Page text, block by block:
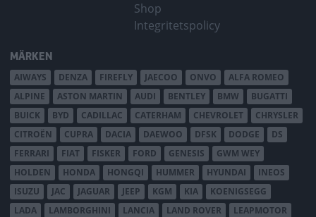
Shop
Integritetspolicy
MÄRKEN
AIWAYS DENZA FIREFLY JAECOO ONVO
ALFA ROMEO
ALPINE
ASTON MARTIN AUDI BENTLEY BMW
BUGATTI
BUICK
BYD CADILLAC CATERHAM CHEVROLET
CHRYSLER
CITROËN
CUPRA DACIA DAEWOO DFSK DODGE
DS
FERRARI
FIAT FISKER FORD GENESIS
GWM WEY
HOLDEN
HONDA HONGQI HUMMER HYUNDAI
INEOS
ISUZU
JAC JAGUAR JEEP KGM KIA
KOENIGSEGG
LADA
LAMBORGHINI LANCIA LAND ROVER
LEAPMOTOR